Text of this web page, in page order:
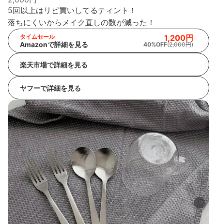
5回以上はリピ買いしてるティント！
落ちにくいからメイク直しの数が減った！
タイムセール
Amazonで詳細を見る
1,200円
40%OFF(2,000円)
楽天市場で詳細を見る
ヤフーで詳細を見る